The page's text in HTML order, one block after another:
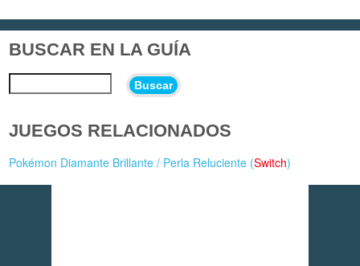
BUSCAR EN LA GUÍA
Buscar
JUEGOS RELACIONADOS
Pokémon Diamante Brillante / Perla Reluciente (Switch)